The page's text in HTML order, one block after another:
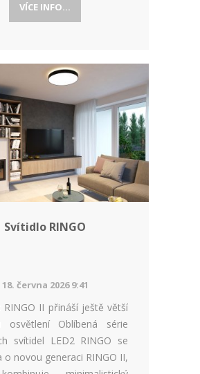
VÍCE INFO...
Svítidlo RINGO
18. června 2026 9:41
RINGO II přináší ještě větší
osvětlení Oblíbená série
svítidel LED2 RINGO se
o novou generaci RINGO II,